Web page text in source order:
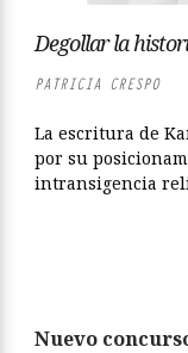
Degollar la
PATRICIA CRESPO
La escritura de
por su
intransigencia
Nuevo